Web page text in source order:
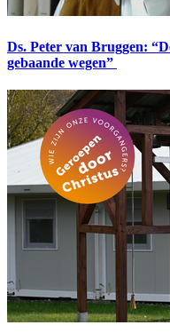
Ds. Peter van Bruggen:
gebaande wegen”